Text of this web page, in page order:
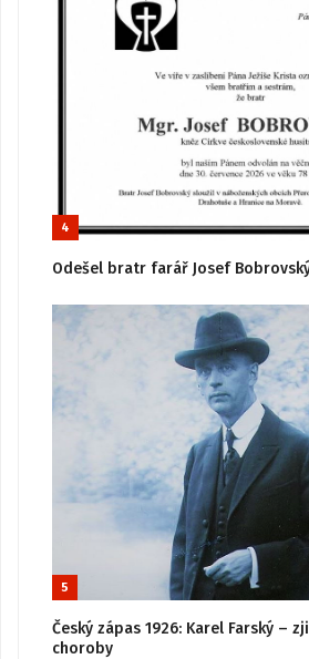
4
Odešel bratr farář Josef
5
Český zápas 1926: Karel Farský –
choroby